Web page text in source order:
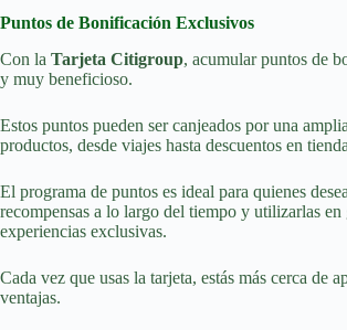
Puntos de Bonificación Exclusivos
Con la Tarjeta Citigroup, acumular puntos de
y muy beneficioso.
Estos puntos pueden ser canjeados por una
productos, desde viajes hasta descuentos en
El programa de puntos es ideal para quienes
recompensas a lo largo del tiempo y utilizarlas en
experiencias exclusivas.
Cada vez que usas la tarjeta, estás más cerca de
ventajas.